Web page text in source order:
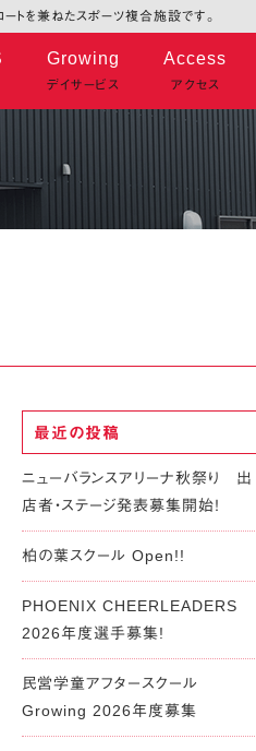
トを兼ねたスポーツ複合施設です。
Growing
デイサービス
Access
アクセス
最近の投稿
ニューバランスアリーナ秋祭り 出
店者・ステージ発表募集開始！
柏の葉スクール Open!!
PHOENIX CHEERLEADERS
2026年度選手募集!
民営学童アフタースクール
Growing 2026年度募集